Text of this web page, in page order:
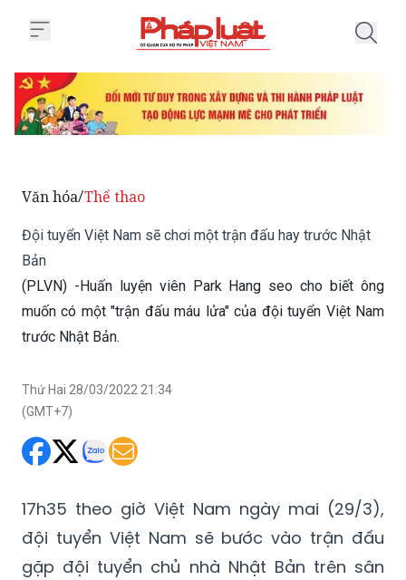
Văn hóa/Thể thao
Đội tuyển Việt Nam sẽ chơi một trận đấu hay trước Nhật
Bản
(PLVN) -Huấn luyện viên Park Hang seo cho biết ông
muốn có một "trận đấu máu lửa" của đội tuyển Việt Nam
trước Nhật Bản.
Thứ Hai 28/03/2022 21:34
(GMT+7)
17h35 theo giờ Việt Nam ngày mai (29/3),
đội tuyển Việt Nam sẽ bước vào trận đấu
gặp đội tuyển chủ nhà Nhật Bản trên sân